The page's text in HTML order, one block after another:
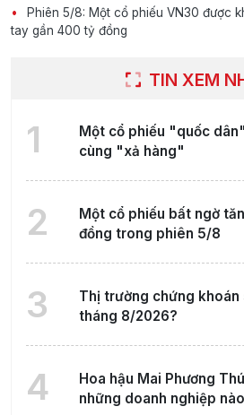
Phiên 5/8: Một cổ phiếu VN30 được
tay gần 400 tỷ đồng
TIN XEM
1
Một cổ phiếu "quốc
cùng "xả hàng"
2
Một cổ phiếu bất ngờ
đồng trong phiên 5/8
3
Thị trường chứng
tháng 8/2026?
4
Hoa hậu Mai Phương
những doanh nghiệp